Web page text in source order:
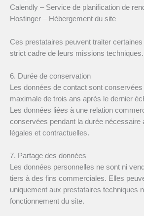
Calendly – Service de planification de
Hostinger – Hébergement du site
Ces prestataires peuvent traiter
strict cadre de leurs missions techniques.
6. Durée de conservation
Les données de contact sont
maximale de trois ans après le dernier
Les données liées à une relation
conservées pendant la durée nécessaire
légales et contractuelles.
7. Partage des données
Les données personnelles ne sont ni
tiers à des fins commerciales. Elles
uniquement aux prestataires techniques
fonctionnement du site.